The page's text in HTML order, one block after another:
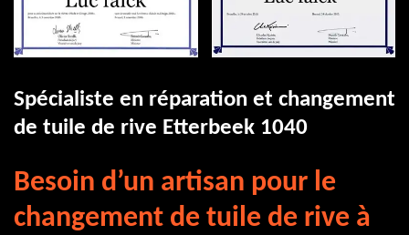
Spécialiste en réparation et changement
de tuile de rive Etterbeek 1040
Besoin d’un artisan pour le
changement de tuile de rive à